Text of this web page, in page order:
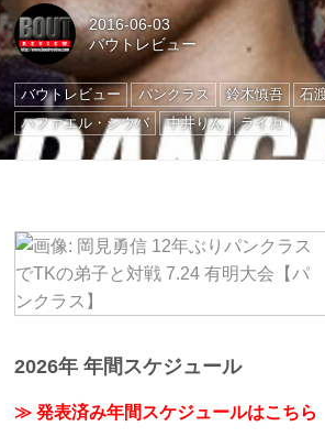
2016-06-03
バウトレビュー
バウトレビュー パンクラス 鈴木慎吾 石
ハファエル・シウバ
中井りん ライカ
2026年 年間スケジュール
≫ 発表済み年間スケジュールはこちら